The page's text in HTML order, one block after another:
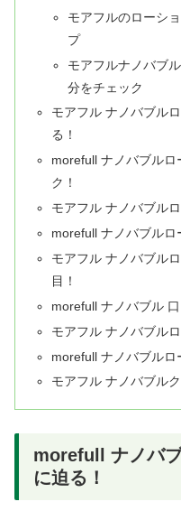
モアフルのローシ
プ
モアフルナノバブ
分をチェック
モアフル ナノバブル
る！
morefull ナノバブルロ
ク！
モアフル ナノバブル
morefull ナノバブルロ
モアフル ナノバブル
目！
morefull ナノバブル
モアフル ナノバブル
morefull ナノバブルロ
モアフル ナノバブル
morefull ナノバ
に迫る！